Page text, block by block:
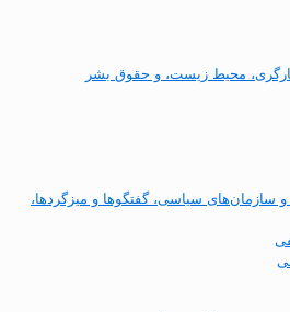
سازمان‌های سیاسی، گفتگوها و میزگردها،